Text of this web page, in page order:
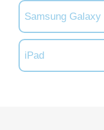
Samsung Galaxy
iPad